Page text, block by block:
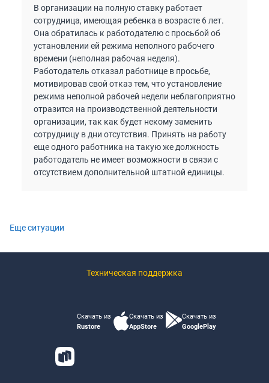
В организации на полную ставку работает
сотрудница, имеющая ребенка в возрасте 6 лет.
Она обратилась к работодателю с просьбой об
установлении ей режима неполного рабочего
времени (неполная рабочая неделя).
Работодатель отказал работнице в просьбе,
мотивировав свой отказ тем, что установление
режима неполной рабочей недели неблагоприятно
отразится на производственной деятельности
организации, так как будет некому заменить
сотрудницу в дни отсутствия. Принять на работу
еще одного работника на такую же должность
работодатель не имеет возможности в связи с
отсутствием дополнительной штатной единицы.
Еще ситуации
Техническая поддержка
Скачать из
Rustore
Скачать из
AppStore
Скачать из
GooglePlay